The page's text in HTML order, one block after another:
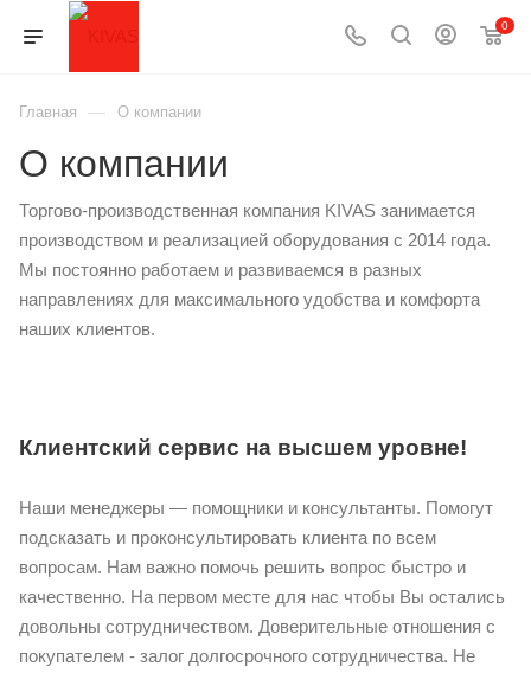
0
Главная — О компании
О компании
Торгово-производственная компания KIVAS занимается
производством и реализацией оборудования с 2014 года.
Мы постоянно работаем и развиваемся в разных
направлениях для максимального удобства и комфорта
наших клиентов.
Клиентский сервис на высшем уровне!
Наши менеджеры — помощники и консультанты. Помогут
подсказать и проконсультировать клиента по всем
вопросам. Нам важно помочь решить вопрос быстро и
качественно. На первом месте для нас чтобы Вы остались
довольны сотрудничеством. Доверительные отношения с
покупателем - залог долгосрочного сотрудничества. Не